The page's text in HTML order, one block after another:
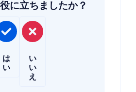
に立ちましたか？
は
い
い
い
え